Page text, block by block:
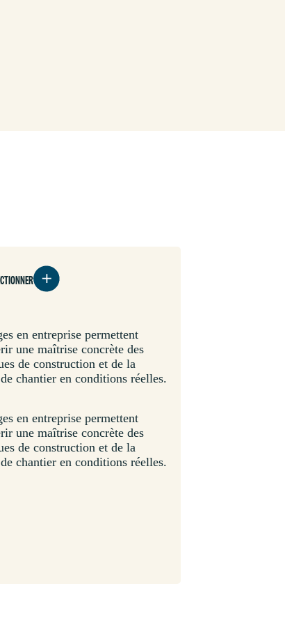
en entreprise permettent
une maîtrise concrète des
de construction et de la
chantier en conditions réelles.
en entreprise permettent
une maîtrise concrète des
de construction et de la
chantier en conditions réelles.